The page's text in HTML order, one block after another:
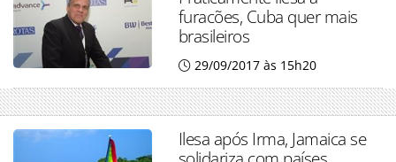
furacões, Cuba quer mais
brasileiros
29/09/2017 às 15h20
Ilesa após Irma, Jamaica se